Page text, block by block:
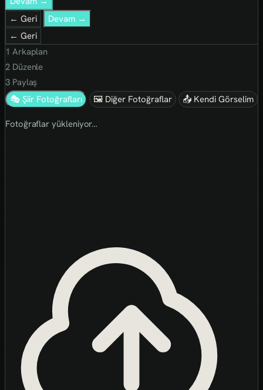
← Geri
Devam →
← Geri
1 Arkaplan
2Düzenle
3Paylaş
🎭 Şiir Fotoğrafları
🖼 Diğer Fotoğraflar 📤 Kendi Görselim
Fotoğraflar yükleniyor…